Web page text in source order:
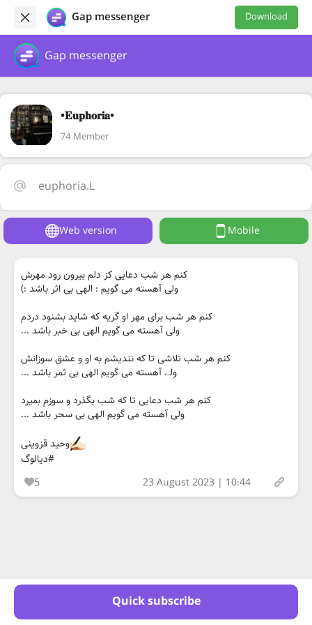
Gap messenger Download
Gap messenger
•𝐄𝐮𝐩𝐡𝐨𝐫𝐢𝐚•
74 Member
euphoria.L
Quick subscribe
Web version Mobile
کنم هر شب دعایی کز دلم بیرون رود مهرش
ولی آهسته می گویم : الهی بی اثر باشد :)
کنم هر شب برای مهر او گریه که شاید بشنود دردم
ولی آهسته می گویم الهی بی خبر باشد ...
کنم هر شب تلاشی تا که نندیشم به او و عشق سوزانش
ولے آهسته می گویم الهی بی ثمر باشد ...
کنم هر شب دعایی تا که شب بگذرد و سوزم بمیرد
ولی آهسته می گویم الهی بی سحر باشد ...
وحید قزوینی
#دیالوگ
5
23 August 2023 | 10:44